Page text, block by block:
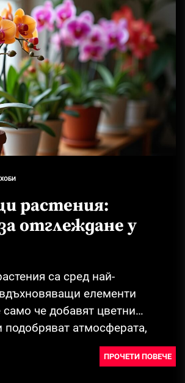
ХОБИ
растения:
отглеждане у
са сред най-
елементи
че добавят цветни
подобряват атмосферата,
живот и свежест...
ПРОЧЕТИ ПОВЕЧЕ